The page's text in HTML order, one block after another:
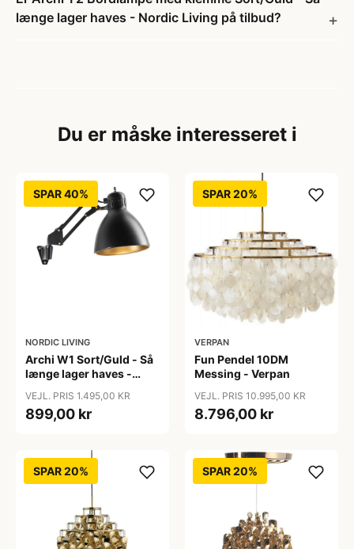
længe lager haves - Nordic Living på tilbud?
Du er måske interesseret i
SPAR 40%
NORDIC LIVING
Archi W1 Sort/Guld - Så
længe lager haves -
VEJL. PRIS 1.495,00 KR
899,00 kr
SPAR 20%
VERPAN
Fun Pendel 10DM
Messing - Verpan
VEJL. PRIS 10.995,00 KR
8.796,00 kr
SPAR 20% SPAR 20%